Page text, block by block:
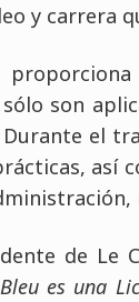
y carrera
son
el
así
de Le
es una